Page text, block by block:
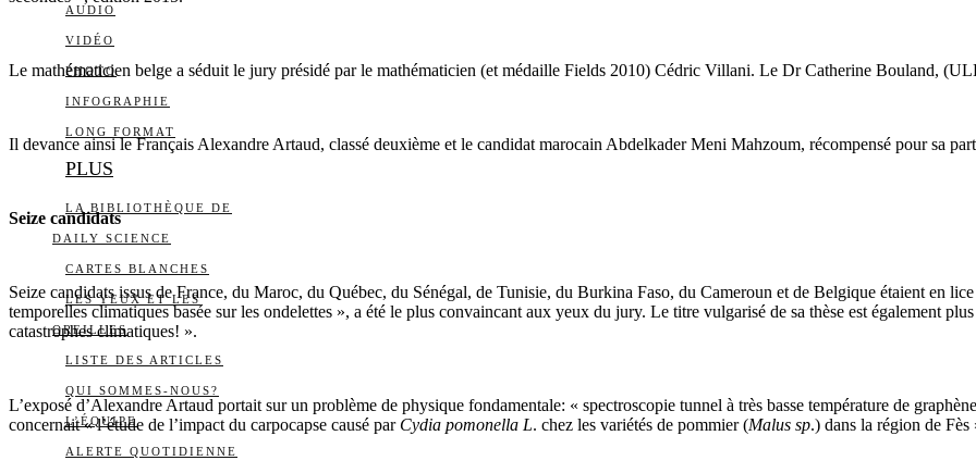
AUDIO
VIDÉO
PHOTO
INFOGRAPHIE
LONG FORMAT
PLUS
LA BIBLIOTHÈQUE DE
DAILY SCIENCE
CARTES BLANCHES
LES YEUX ET LES
OREILLES
LISTE DES ARTICLES
QUI SOMMES-NOUS?
L’ÉQUIPE
ALERTE QUOTIDIENNE
Le mathématicien belge a séduit le jury présidé par le mathématicien (et médaille Fields 2010) Cédric Villani. Le Dr Catherine Bouland,
Il devance ainsi le Français Alexandre Artaud, classé deuxième et le candidat marocain Abdelkader Meni Mahzoum, récompensé pour sa
Seize candidats
Seize candidats issus de France, du Maroc, du Québec, du Sénégal, de Tunisie, du Burkina Faso, du Cameroun et de Belgique étaient en
temporelles climatiques basée sur les ondelettes », a été le plus convaincant aux yeux du jury. Le titre vulgarisé de sa thèse est également
catastrophes climatiques! ».
L’exposé d’Alexandre Artaud portait sur un problème de physique fondamentale: « spectroscopie tunnel à très basse température de
concernait « l’étude de l’impact du carpocapse causé par Cydia pomonella L. chez les variétés de pommier (Malus sp.) dans la région de Fès